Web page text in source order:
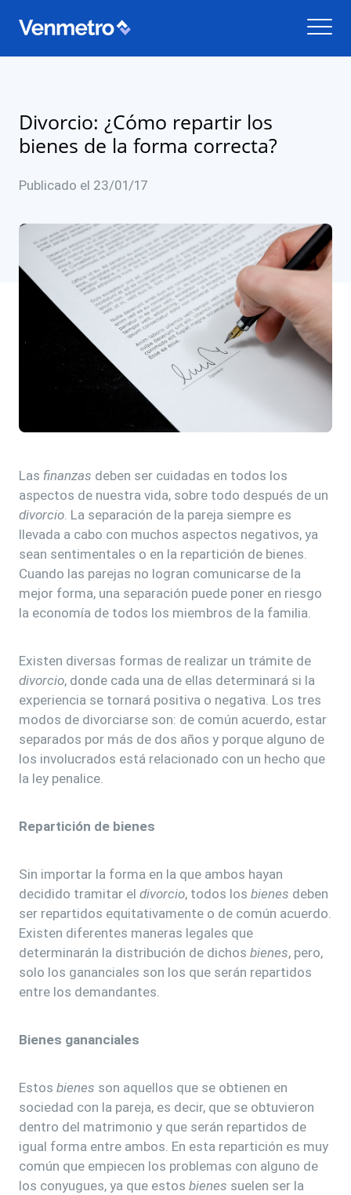
Divorcio: ¿Cómo repartir los
bienes de la forma correcta?
Publicado el 23/01/17
Las finanzas deben ser cuidadas en todos los
aspectos de nuestra vida, sobre todo después de un
divorcio. La separación de la pareja siempre es
llevada a cabo con muchos aspectos negativos, ya
sean sentimentales o en la repartición de bienes.
Cuando las parejas no logran comunicarse de la
mejor forma, una separación puede poner en riesgo
la economía de todos los miembros de la familia.
Existen diversas formas de realizar un trámite de
divorcio, donde cada una de ellas determinará si la
experiencia se tornará positiva o negativa. Los tres
modos de divorciarse son: de común acuerdo, estar
separados por más de dos años y porque alguno de
los involucrados está relacionado con un hecho que
la ley penalice.
Repartición de bienes
Sin importar la forma en la que ambos hayan
decidido tramitar el divorcio, todos los bienes deben
ser repartidos equitativamente o de común acuerdo.
Existen diferentes maneras legales que
determinarán la distribución de dichos bienes, pero,
solo los gananciales son los que serán repartidos
entre los demandantes.
Bienes gananciales
Estos bienes son aquellos que se obtienen en
sociedad con la pareja, es decir, que se obtuvieron
dentro del matrimonio y que serán repartidos de
igual forma entre ambos. En esta repartición es muy
común que empiecen los problemas con alguno de
los conyugues, ya que estos bienes suelen ser la